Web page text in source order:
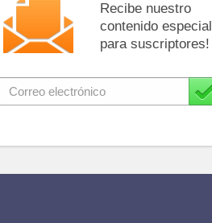
Recibe nuestro
contenido especial
para suscriptores!